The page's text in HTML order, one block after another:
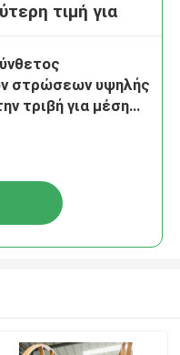
τιμή για
στρώσεων υψηλής
τριβή για μέση